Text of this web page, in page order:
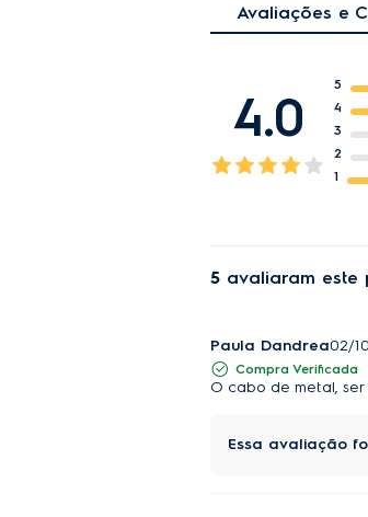
Avaliações e
4.0
5
4
3
2
1
5 avaliaram este
Paula Dandrea02/
Compra Verificada
O cabo de metal,
Essa avaliação